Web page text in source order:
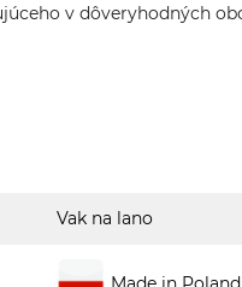
v dôveryhodných
Vak na lano